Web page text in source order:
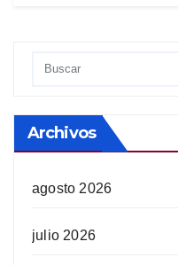
Archivos
agosto 2026
julio 2026